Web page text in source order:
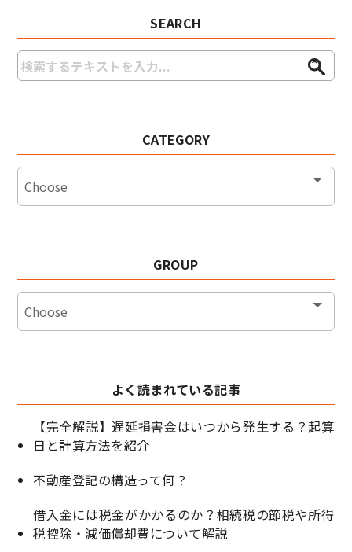
SEARCH
CATEGORY
GROUP
よく読まれている記事
【完全解説】遅延損害金はいつから発生する？起算
日と計算方法を紹介
不動産登記の構造って何？
借入金には税金がかかるのか？相続税の節税や所得
税控除・減価償却費について解説